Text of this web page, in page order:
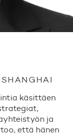
käsittäen
ja
että hänen